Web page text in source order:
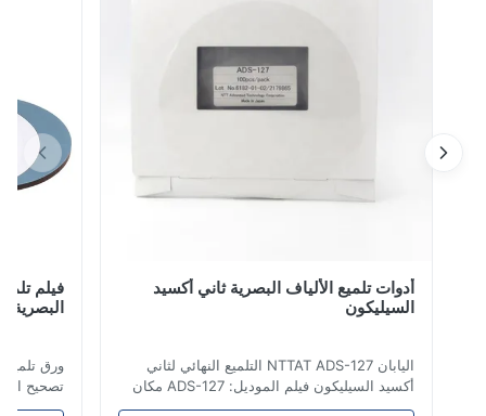
أدوات تلميع الألياف البصرية ثاني أكسيد
السيليكون
اليابان NTTAT ADS-127 التلميع النهائي لثاني
أكسيد السيليكون فيلم الموديل: ADS-127 مكان
المنشأ:اليابان تفصيل سريع ● رش الجسيمات
فيلم تلميع
البصرية اللف
ورق تلميع
تصحيح الألياف